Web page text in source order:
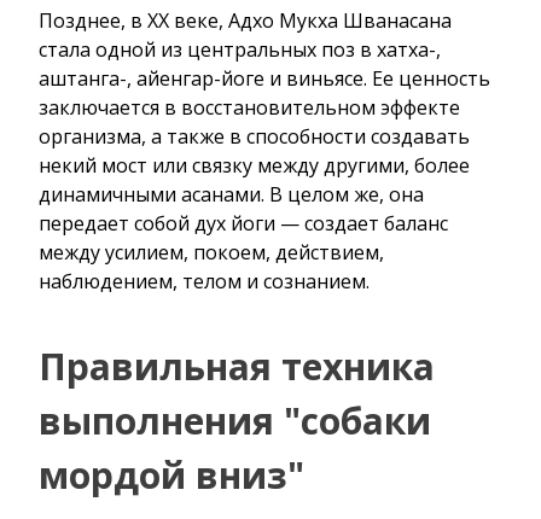
Позднее, в XX веке, Адхо Мукха Шванасана
стала одной из центральных поз в хатха-,
аштанга-, айенгар-йоге и виньясе. Ее ценность
заключается в восстановительном эффекте
организма, а также в способности создавать
некий мост или связку между другими, более
динамичными асанами. В целом же, она
передает собой дух йоги — создает баланс
между усилием, покоем, действием,
наблюдением, телом и сознанием.
Правильная техника
выполнения "собаки
мордой вниз"